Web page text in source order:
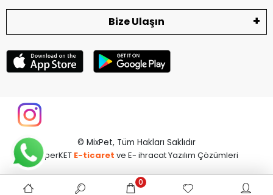
Bize Ulaşın
© MixPet, Tüm Hakları Saklıdır
superKET E-ticaret ve E- ihracat Yazılım Çözümleri
0